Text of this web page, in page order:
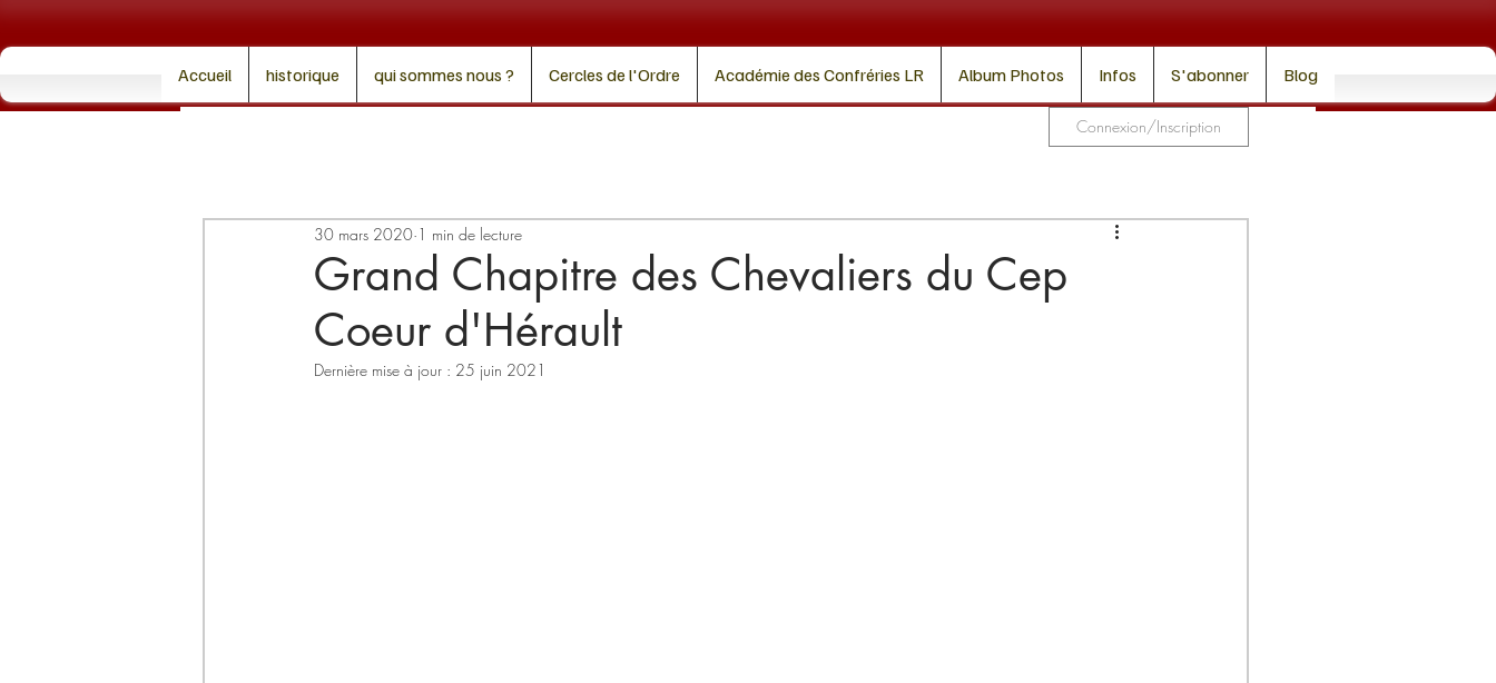
Accueil historique qui sommes nous ? Cercles de l'Ordre Académie des Confréries LR Album Photos Infos S'abonner Blog
Connexion/Inscription
Grand Chapitre des Chevaliers du Cep
Coeur d'Hérault
30 mars 2020 1 min de lecture
Dernière mise à jour : 25 juin 2021